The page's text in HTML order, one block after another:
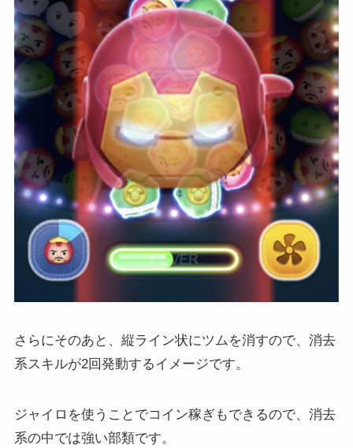
さらにそのあと、縦ライン状にツムを消すので、消去
系スキルが2回発動するイメージです。
ジャイロを使うことでコイン稼ぎもできるので、消去
系の中では強い部類です。